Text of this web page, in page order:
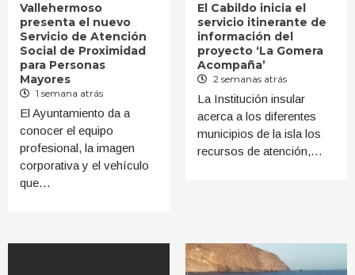
Vallehermoso
presenta el nuevo
Servicio de Atención
Social de Proximidad
para Personas
Mayores
1 semana atrás
El Ayuntamiento da a
conocer el equipo
profesional, la imagen
corporativa y el vehículo
que…
El Cabildo inicia el
servicio itinerante de
información del
proyecto ‘La Gomera
Acompaña’
2 semanas atrás
La Institución insular
acerca a los diferentes
municipios de la isla los
recursos de atención,…